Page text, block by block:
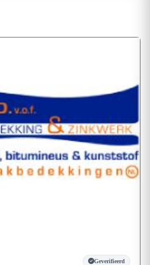
Geverifieerd